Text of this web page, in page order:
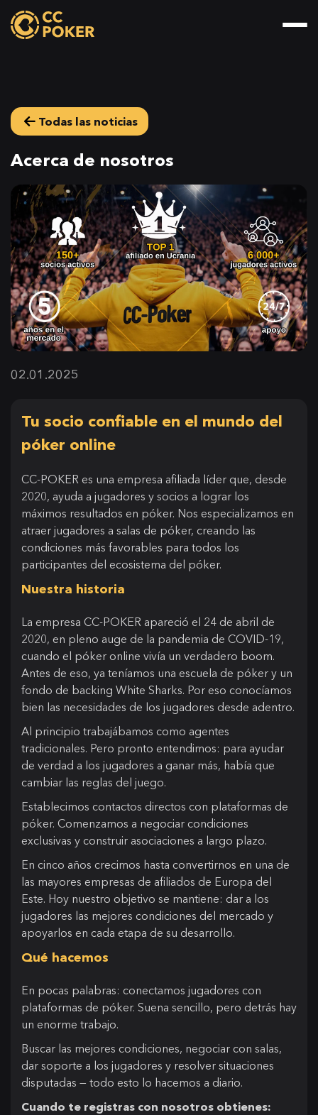
Todas las noticias
Acerca de nosotros
02.01.2025
Tu socio confiable en el mundo del
póker online
CC-POKER es una empresa afiliada líder que, desde
2020, ayuda a jugadores y socios a lograr los
máximos resultados en póker. Nos especializamos en
atraer jugadores a salas de póker, creando las
condiciones más favorables para todos los
participantes del ecosistema del póker.
Nuestra historia
La empresa CC-POKER apareció el 24 de abril de
2020, en pleno auge de la pandemia de COVID-19,
cuando el póker online vivía un verdadero boom.
Antes de eso, ya teníamos una escuela de póker y un
fondo de backing White Sharks. Por eso conocíamos
bien las necesidades de los jugadores desde adentro.
Al principio trabajábamos como agentes
tradicionales. Pero pronto entendimos: para ayudar
de verdad a los jugadores a ganar más, había que
cambiar las reglas del juego.
Establecimos contactos directos con plataformas de
póker. Comenzamos a negociar condiciones
exclusivas y construir asociaciones a largo plazo.
En cinco años crecimos hasta convertirnos en una de
las mayores empresas de afiliados de Europa del
Este. Hoy nuestro objetivo se mantiene: dar a los
jugadores las mejores condiciones del mercado y
apoyarlos en cada etapa de su desarrollo.
Qué hacemos
En pocas palabras: conectamos jugadores con
plataformas de póker. Suena sencillo, pero detrás hay
un enorme trabajo.
Buscar las mejores condiciones, negociar con salas,
dar soporte a los jugadores y resolver situaciones
disputadas — todo esto lo hacemos a diario.
Cuando te registras con nosotros obtienes: